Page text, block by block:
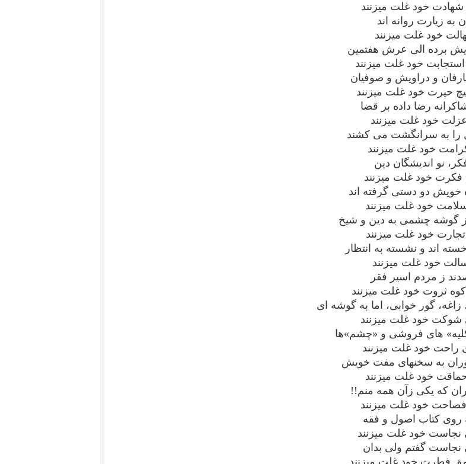
خود غلت میزنند
به زیارت روانه اند
خود غلت میزنند
برده الی عرش هفتمین
خود غلت میزنند
و دراویش و صوفیان
حیرت خود غلت میزنند
رضا داده بر قضا
خود غلت میزنند
را به سرانگشت می کشند
خود غلت میزنند
نو اندیشگان دین
فکرت خود غلت میزنند
خویش دو دستی گرفته اند
خود غلت میزنند
گوشه چشمی به دین و شیخ
خود غلت میزنند
اند و نشسته به انتظار
خود غلت میزنند
ز مردم اسیر فقر
ثروت خود غلت میزنند
گور خوابی، اما به گوشه ای
شوکت خود غلت میزنند
های فروشی و «چشم»ها
راحت خود غلت میزنند
به سخنهای مفت خویش
خود غلت میزنند
که یکی زآن همه منم!!
خود غلت میزنند
روی کتاب اصول و فقه
نجاست خود غلت میزنند
نجاست گفتم ولی بدان
فطرت خود غلت میزنند